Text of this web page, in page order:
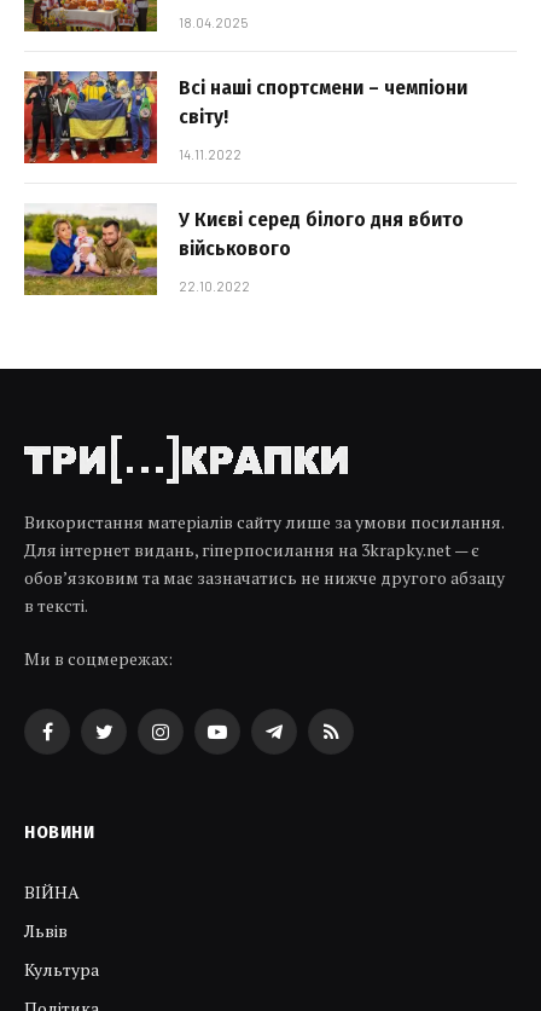
18.04.2025
Всі наші спортсмени – чемпіони
світу!
14.11.2022
У Києві серед білого дня вбито
військового
22.10.2022
Використання матеріалів сайту лише за умови посилання.
Для інтернет видань, гіперпосилання на 3krapky.net — є
обов’язковим та має зазначатись не нижче другого абзацу
в тексті.
Ми в соцмережах:
FacebookTwitterInstagramYouTubeTelegramRSS
НОВИНИ
ВІЙНА
Львів
Культура